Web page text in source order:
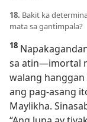
18. Bakit ka
mata sa gantimpala?
18
sa atin—imortal
walang
ang pag-asang
Maylikha.